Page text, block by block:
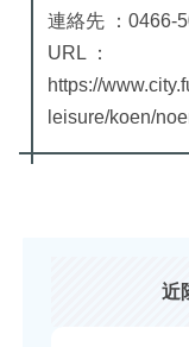
連絡先 ：0466-
URL ：
https://
leisure/koen/
近